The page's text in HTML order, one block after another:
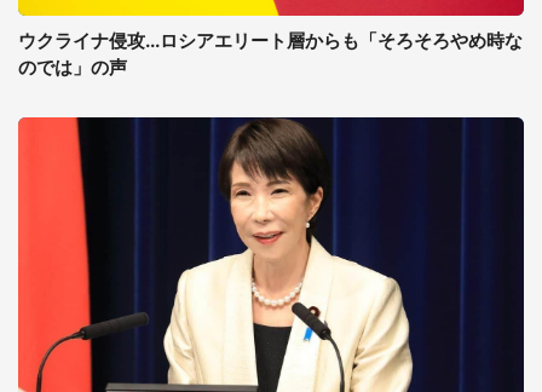
ウクライナ侵攻...ロシアエリート層からも「そろそろやめ時な
のでは」の声